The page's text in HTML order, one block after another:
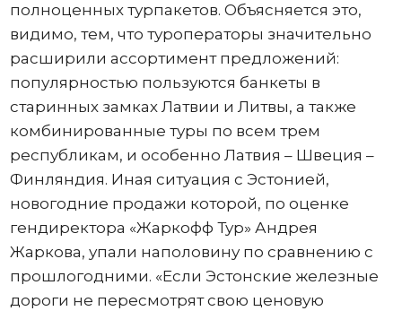
полноценных турпакетов. Объясняется это,
видимо, тем, что туроператоры значительно
расширили ассортимент предложений:
популярностью пользуются банкеты в
старинных замках Латвии и Литвы, а также
комбинированные туры по всем трем
республикам, и особенно Латвия – Швеция –
Финляндия. Иная ситуация с Эстонией,
новогодние продажи которой, по оценке
гендиректора «Жаркофф Тур» Андрея
Жаркова, упали наполовину по сравнению с
прошлогодними. «Если Эстонские железные
дороги не пересмотрят свою ценовую